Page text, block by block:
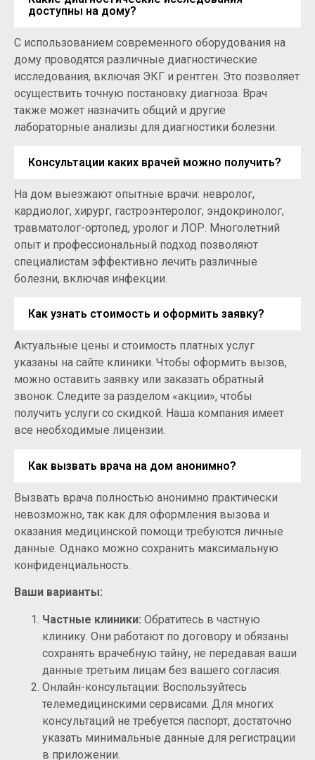
доступны на дому?
С использованием современного оборудования на
дому проводятся различные диагностические
исследования, включая ЭКГ и рентген. Это позволяет
осуществить точную постановку диагноза. Врач
также может назначить общий и другие
лабораторные анализы для диагностики болезни.
Консультации каких врачей можно получить?
На дом выезжают опытные врачи: невролог,
кардиолог, хирург, гастроэнтеролог, эндокринолог,
травматолог-ортопед, уролог и ЛОР. Многолетний
опыт и профессиональный подход позволяют
специалистам эффективно лечить различные
болезни, включая инфекции.
Как узнать стоимость и оформить заявку?
Актуальные цены и стоимость платных услуг
указаны на сайте клиники. Чтобы оформить вызов,
можно оставить заявку или заказать обратный
звонок. Следите за разделом «акции», чтобы
получить услуги со скидкой. Наша компания имеет
все необходимые лицензии.
Как вызвать врача на дом анонимно?
Вызвать врача полностью анонимно практически
невозможно, так как для оформления вызова и
оказания медицинской помощи требуются личные
данные. Однако можно сохранить максимальную
конфиденциальность.
Ваши варианты:
Частные клиники: Обратитесь в частную
клинику. Они работают по договору и обязаны
сохранять врачебную тайну, не передавая ваши
данные третьим лицам без вашего согласия.
Онлайн-консультации: Воспользуйтесь
телемедицинскими сервисами. Для многих
консультаций не требуется паспорт, достаточно
указать минимальные данные для регистрации
в приложении.